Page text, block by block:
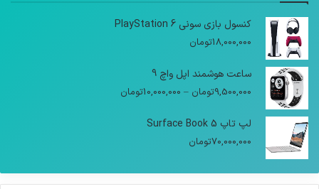
کنسول بازی سونی PlayStation 6
18,000,000تومان
ساعت هوشمند اپل واچ 9
9,500,000تومان –
10,000,000تومان
لپ تاپ Surface Book 5
70,000,000تومان